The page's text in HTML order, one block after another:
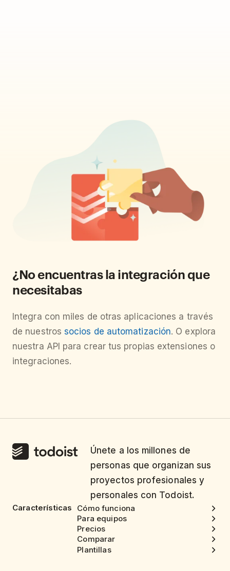
¿No encuentras la integración que
necesitabas
Integra con miles de otras aplicaciones a través
de nuestrossocios de automatización. O explora
nuestra API para crear tus propias extensiones o
integraciones.
Únete a los millones de
personas que organizan sus
proyectos profesionales y
personales con Todoist.
Características
Cómo funciona
Para equipos
Precios
Comparar
Plantillas